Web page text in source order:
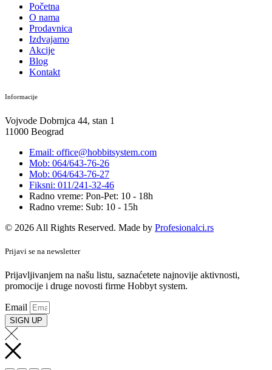
Početna
O nama
Prodavnica
Izdvajamo
Akcije
Blog
Kontakt
Informacije
Vojvode Dobrnjca 44, stan 1
11000 Beograd
Email: office@hobbitsystem.com
Mob: 064/643-76-26
Mob: 064/643-76-27
Fiksni: 011/241-32-46
Radno vreme: Pon-Pet: 10 - 18h
Radno vreme: Sub: 10 - 15h
© 2026 All Rights Reserved. Made by Profesionalci.rs
Prijavi se na newsletter
Prijavljivanjem na našu listu, saznaćetete najnovije aktivnosti,
promocije i druge novosti firme Hobbyt system.
Email
SIGN UP